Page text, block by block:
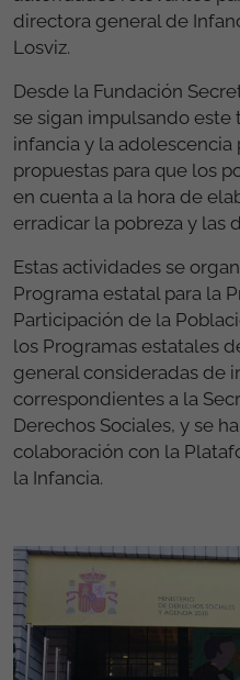
directora general de
Losviz.
Desde la Fundación
se sigan impulsando
infancia y la adolescencia
propuestas para que los
en cuenta a la hora de
erradicar la pobreza y las
Estas actividades se
Programa estatal para la
Participación de la
los Programas estatales
general consideradas de
correspondientes a la
Derechos Sociales, y se
colaboración con la
la Infancia.